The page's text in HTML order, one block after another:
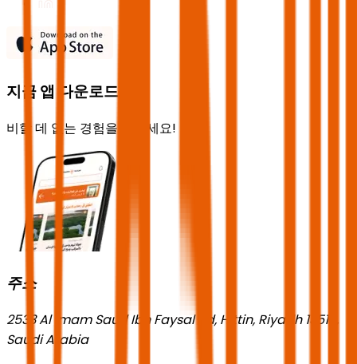
지금 앱 다운로드
비할 데 없는 경험을 즐기세요!
주소
2533 Al Imam Saud Ibn Faysal Rd, Hittin, Riyadh 13518,
Saudi Arabia